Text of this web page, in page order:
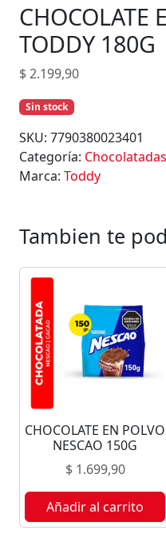
CHOCOLATE
TODDY 180G
$2.199,90
Sin stock
SKU: 7790380023401
Categoría: Chocolatadas
Marca: Toddy
Tambien te
CHOCOLATE EN POLVO
NESCAO 150G
$1.699,90
Añadir al carrito